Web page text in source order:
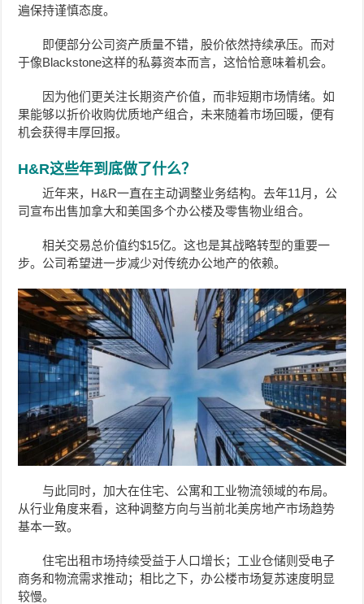
遍保持谨慎态度。
即便部分公司资产质量不错，股价依然持续承压。而对
于像Blackstone这样的私募资本而言，这恰恰意味着机会。
因为他们更关注长期资产价值，而非短期市场情绪。如
果能够以折价收购优质地产组合，未来随着市场回暖，便有
机会获得丰厚回报。
H&R这些年到底做了什么？
近年来，H&R一直在主动调整业务结构。去年11月，公
司宣布出售加拿大和美国多个办公楼及零售物业组合。
相关交易总价值约$15亿。这也是其战略转型的重要一
步。公司希望进一步减少对传统办公地产的依赖。
与此同时，加大在住宅、公寓和工业物流领域的布局。
从行业角度来看，这种调整方向与当前北美房地产市场趋势
基本一致。
住宅出租市场持续受益于人口增长；工业仓储则受电子
商务和物流需求推动；相比之下，办公楼市场复苏速度明显
较慢。